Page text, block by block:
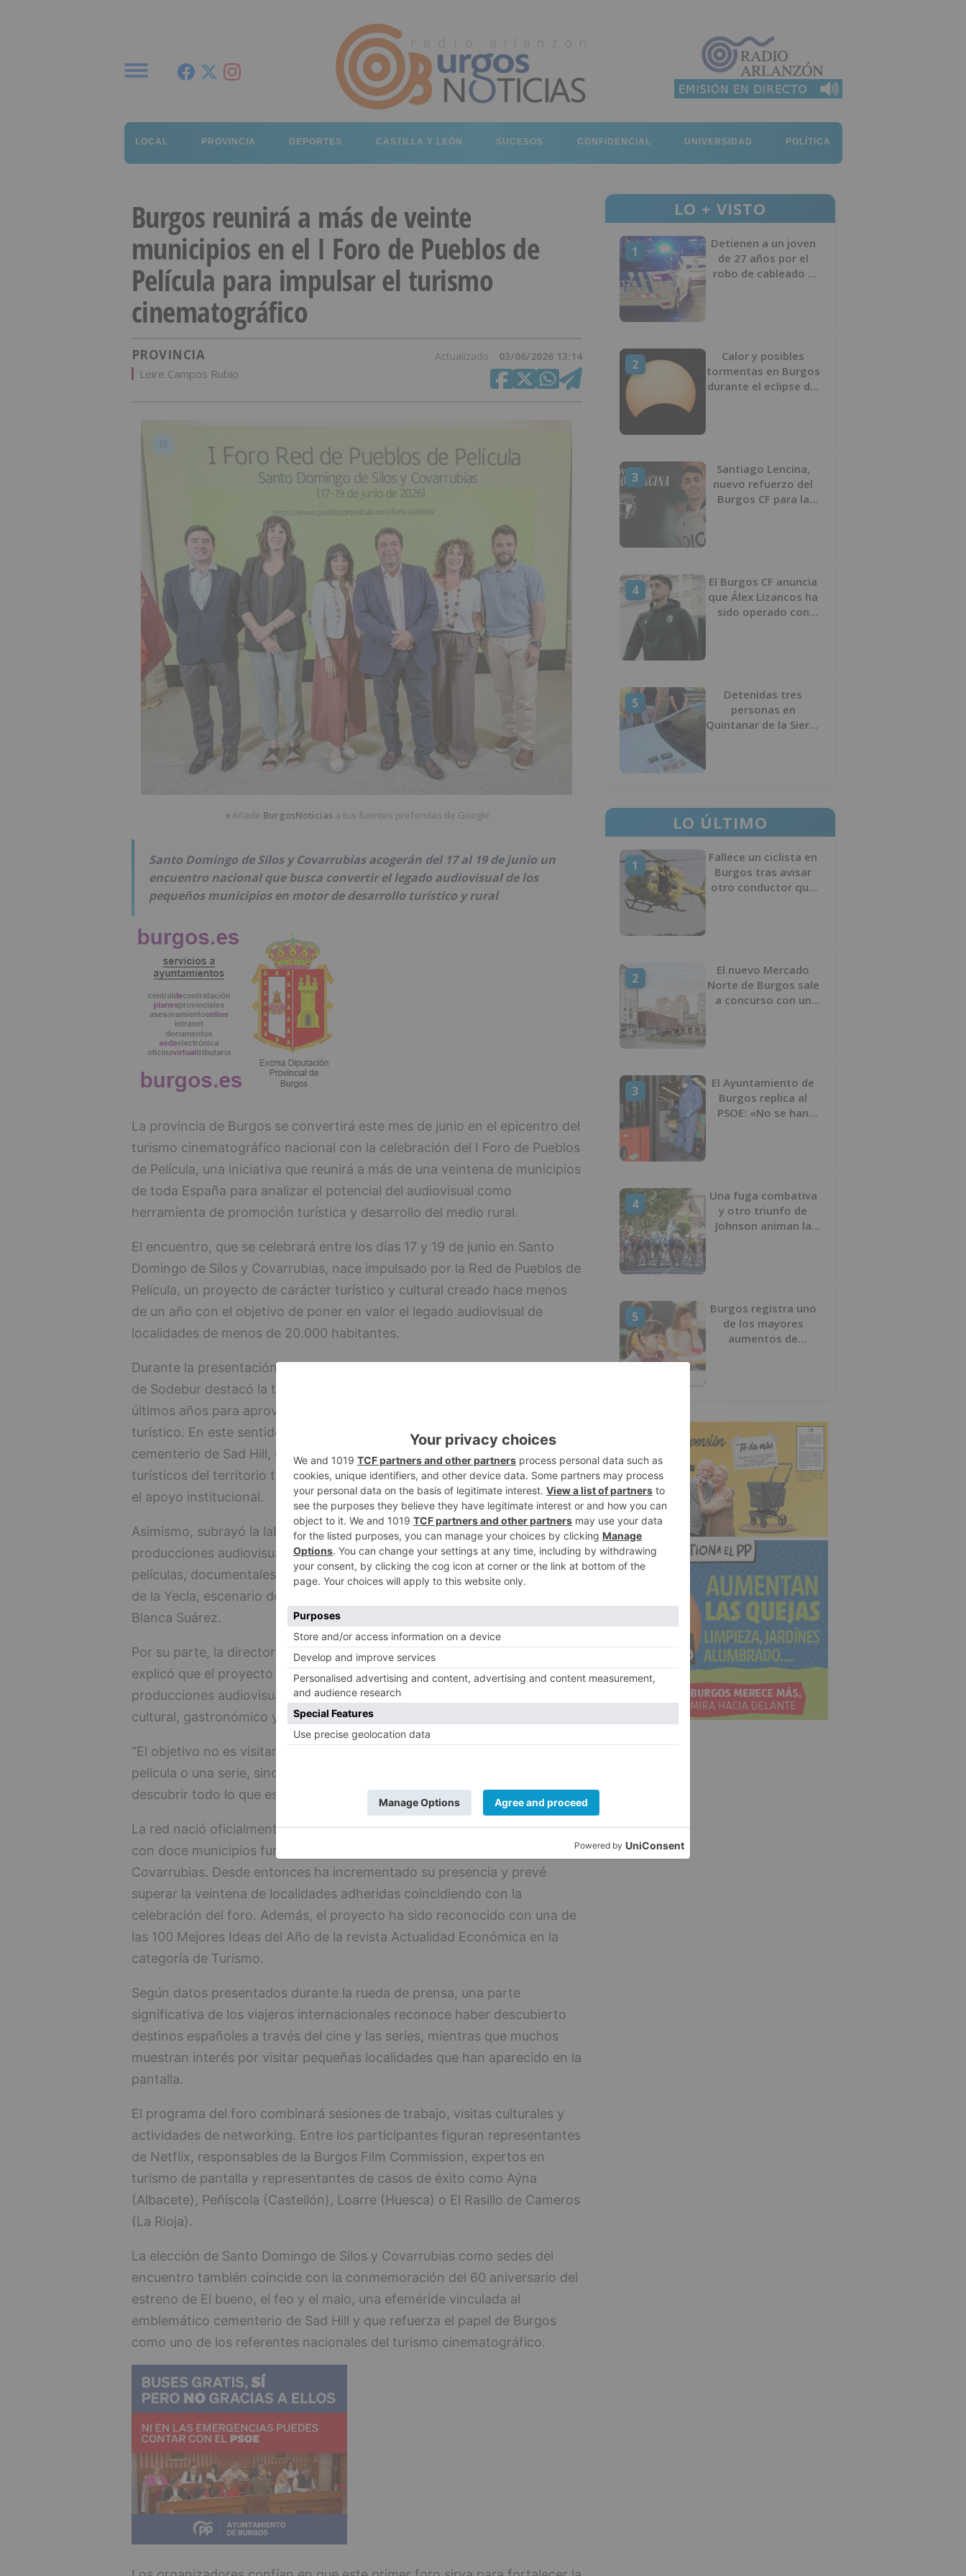
LOCAL PROVINCIA DEPORTES CASTILLA Y LEÓN SUCESOS CONFIDENCIAL UNIVERSIDAD POLÍTICA
Burgos reunirá a más de veinte
municipios en el I Foro de Pueblos de
Película para impulsar el turismo
cinematográfico
PROVINCIA Actualizado 03/06/2026 13:14
Leire Campos Rubio
★Añade BurgosNoticias a tus fuentes preferidas de Google
Santo Domingo de Silos y Covarrubias acogerán del 17 al 19 de junio un
encuentro nacional que busca convertir el legado audiovisual de los
pequeños municipios en motor de desarrollo turístico y rural
La provincia de Burgos se convertirá este mes de junio en el epicentro del
turismo cinematográfico nacional con la celebración del I Foro de Pueblos
de Película, una iniciativa que reunirá a más de una veintena de municipios
de toda España para analizar el potencial del audiovisual como
herramienta de promoción turística y desarrollo del medio rural.
El encuentro, que se celebrará entre los días 17 y 19 de junio en Santo
Domingo de Silos y Covarrubias, nace impulsado por la Red de Pueblos de
Película, un proyecto de carácter turístico y cultural creado hace menos
de un año con el objetivo de poner en valor el legado audiovisual de
localidades de menos de 20.000 habitantes.
Durante la presentación del foro en la Diputación de Burgos, el presidente
de Sodebur destacó la trayectoria que la provincia ha seguido en los
últimos años para aprovechar el impacto de los rodajes como recurso
turístico. En este sentido, recordó la recuperación y puesta en valor del
cementerio de Sad Hill, convertido en uno de los principales atractivos
turísticos del territorio tras el trabajo desarrollado por la asociación local y
el apoyo institucional.
Asimismo, subrayó la labor de la Burgos Film Commission para atraer
producciones audiovisuales y consolidar la provincia como escenario de
películas, documentales y series. Entre los ejemplos recientes citó el Valle
de la Yecla, escenario de la película La huella del mal, protagonizada por
Blanca Suárez.
Por su parte, la directora de la Red de Pueblos de Película, Ana Alonso,
explicó que el proyecto pretende aprovechar el atractivo de las
producciones audiovisuales para dar a conocer el patrimonio paisajístico,
cultural, gastronómico y monumental de los municipios participantes.
“El objetivo no es visitar un lugar únicamente porque allí se rodó una
película o una serie, sino utilizar esa historia como puerta de entrada para
descubrir todo lo que ese territorio tiene que ofrecer”, señaló.
La red nació oficialmente en noviembre durante la feria Intur de Valladolid
con doce municipios fundadores, entre ellos Santo Domingo de Silos y
Covarrubias. Desde entonces ha incrementado su presencia y prevé
superar la veintena de localidades adheridas coincidiendo con la
celebración del foro. Además, el proyecto ha sido reconocido con una de
las 100 Mejores Ideas del Año de la revista Actualidad Económica en la
categoría de Turismo.
Según datos presentados durante la rueda de prensa, una parte
significativa de los viajeros internacionales reconoce haber descubierto
destinos españoles a través del cine y las series, mientras que muchos
muestran interés por visitar pequeñas localidades que han aparecido en la
pantalla.
El programa del foro combinará sesiones de trabajo, visitas culturales y
actividades de networking. Entre los participantes figuran representantes
de Netflix, responsables de la Burgos Film Commission, expertos en
turismo de pantalla y representantes de casos de éxito como Aýna
(Albacete), Peñíscola (Castellón), Loarre (Huesca) o El Rasillo de Cameros
(La Rioja).
La elección de Santo Domingo de Silos y Covarrubias como sedes del
encuentro también coincide con la conmemoración del 60 aniversario del
estreno de El bueno, el feo y el malo, una efeméride vinculada al
emblemático cementerio de Sad Hill y que refuerza el papel de Burgos
como uno de los referentes nacionales del turismo cinematográfico.
LO + VISTO
1
Detienen a un joven
de 27 años por el
robo de cableado y
2
Calor y posibles
tormentas en Burgos
durante el eclipse del
3
Santiago Lencina,
nuevo refuerzo del
Burgos CF para la
4
El Burgos CF anuncia
que Álex Lizancos ha
sido operado con
5
Detenidas tres
personas en
Quintanar de la Sierra
LO ÚLTIMO
1
Fallece un ciclista en
Burgos tras avisar
otro conductor que
2
El nuevo Mercado
Norte de Burgos sale
a concurso con un
3
El Ayuntamiento de
Burgos replica al
PSOE: «No se han
4
Una fuga combativa
y otro triunfo de
Johnson animan la
5
Burgos registra uno
de los mayores
aumentos de